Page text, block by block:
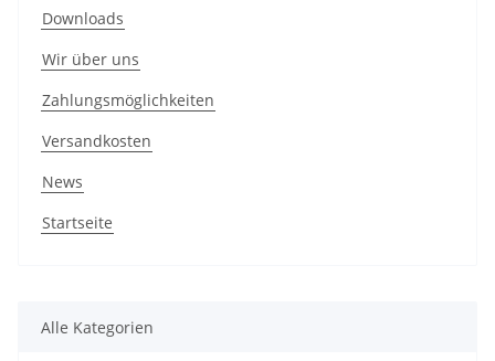
Downloads
Wir über uns
Zahlungsmöglichkeiten
Versandkosten
News
Startseite
Alle Kategorien